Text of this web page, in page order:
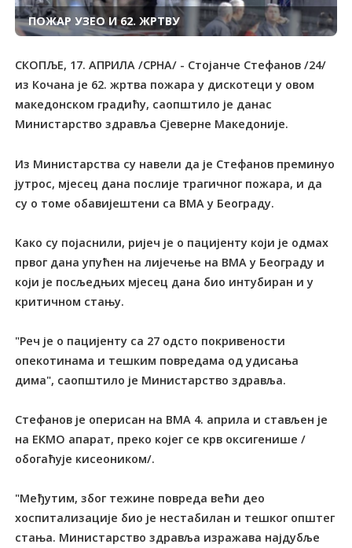
ПОЖАР УЗЕО И 62. ЖРТВУ
СКОПЉЕ, 17. АПРИЛА /СРНА/ - Стојанче Стефанов /24/
из Кочана је 62. жртва пожара у дискотеци у овом
македонском градићу, саопштило је данас
Министарство здравља Сјеверне Македоније.
Из Министарства су навели да је Стефанов преминуо
јутрос, мјесец дана послије трагичног пожара, и да
су о томе обавијештени са ВМА у Београду.
Како су појаснили, ријеч је о пацијенту који је одмах
првог дана упућен на лијечење на ВМА у Београду и
који је посљедњих мјесец дана био интубиран и у
критичном стању.
"Реч је о пацијенту са 27 одсто покривености
опекотинама и тешким повредама од удисања
дима", саопштило је Министарство здравља.
Стефанов је оперисан на ВМА 4. априла и стављен је
на ЕКМО апарат, преко којег се крв оксигенише /
обогаћује кисеоником/.
"Међутим, због тежине повреда већи део
хоспитализације био је нестабилан и тешког општег
стања. Министарство здравља изражава најдубље